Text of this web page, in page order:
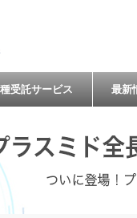
受託サービス 最新